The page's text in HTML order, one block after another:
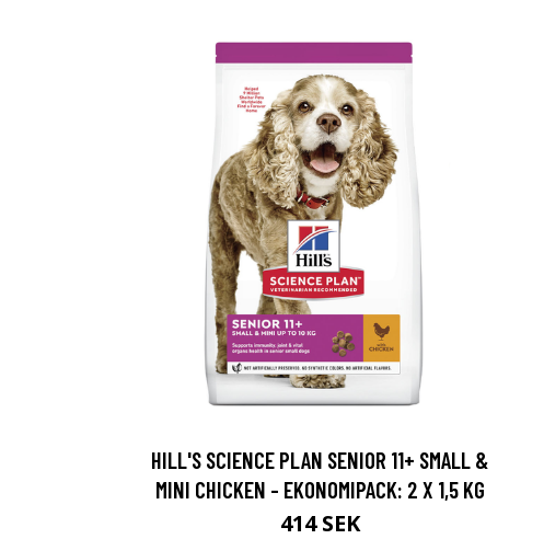
HILL'S SCIENCE PLAN SENIOR 11+ SMALL &
MINI CHICKEN - EKONOMIPACK: 2 X 1,5 KG
414 SEK